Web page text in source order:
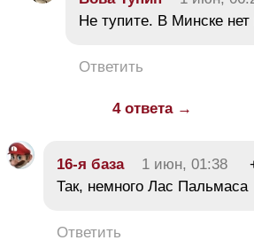
Не тупите. В Минске
Ответить
4 ответа →
16-я база 1 июн, 01:38
Так, немного Лас Пальмаса
Ответить